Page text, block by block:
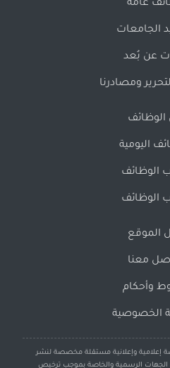
عامة
الجامعات
عن بُعد
ومصادرنا
الوظائف
اليومية
الوظائف
الوظائف
الموقع
معنا
وأحكام
الخصوصية
إعلامية وإعلانية مستقلة مخصصة لنشر
الجهات الرسمية والخاصة بموجب ترخيص